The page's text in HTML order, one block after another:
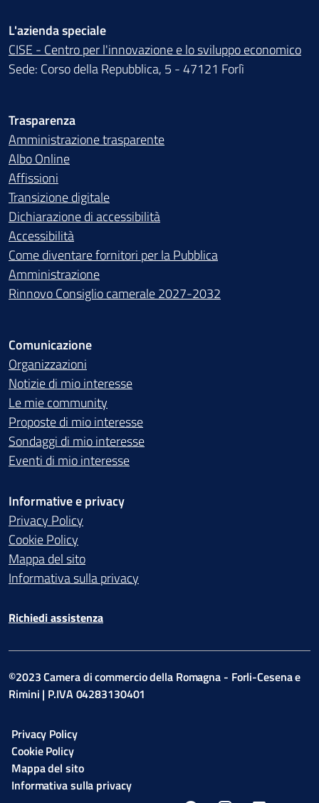
L'azienda speciale
CISE - Centro per l'innovazione e lo sviluppo economico
Sede: Corso della Repubblica, 5 - 47121 Forlì
Trasparenza
Amministrazione trasparente
Albo Online
Affissioni
Transizione digitale
Dichiarazione di accessibilità
Accessibilità
Come diventare fornitori per la Pubblica
Amministrazione
Rinnovo Consiglio camerale 2027-2032
Comunicazione
Organizzazioni
Notizie di mio interesse
Le mie community
Proposte di mio interesse
Sondaggi di mio interesse
Eventi di mio interesse
Informative e privacy
Privacy Policy
Cookie Policy
Mappa del sito
Informativa sulla privacy
Richiedi assistenza
©2023 Camera di commercio della Romagna - Forli-Cesena e
Rimini | P.IVA 04283130401
Privacy Policy
Cookie Policy
Mappa del sito
Informativa sulla privacy